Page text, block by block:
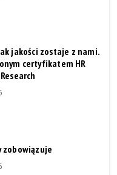
jakości zostaje z nami.
certyfikatem HR
zobowiązuje